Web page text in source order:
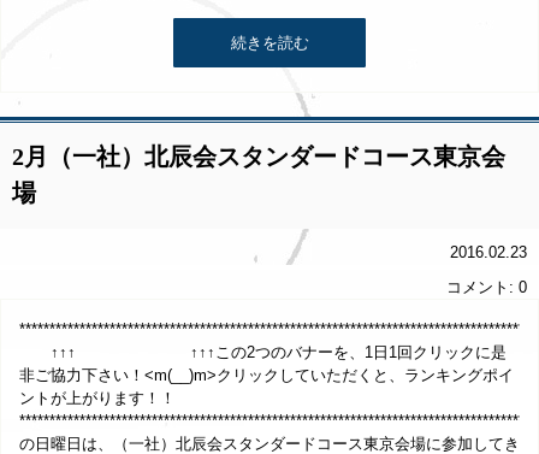
続きを読む
2月（一社）北辰会スタンダードコース東京会
場
2016.02.23
コメント: 0
↑↑↑ ↑↑↑この2つのバナーを、1日1回クリックに是
非ご協力下さい！<m(__)m>クリックしていただくと、ランキングポイ
ントが上がります！！
の日曜日は、（一社）北辰会スタンダードコース東京会場に参加してき